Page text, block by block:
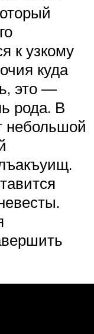
к узкому
куда
это —
рода. В
небольшой